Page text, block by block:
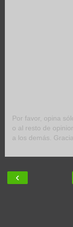
Por favor, opina
o al resto de
a los demás.
‹